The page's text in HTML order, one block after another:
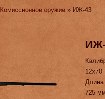
Комиссионное оружие » ИЖ-43
12х70
725